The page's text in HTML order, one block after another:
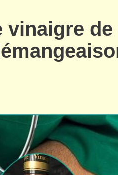
vinaigre